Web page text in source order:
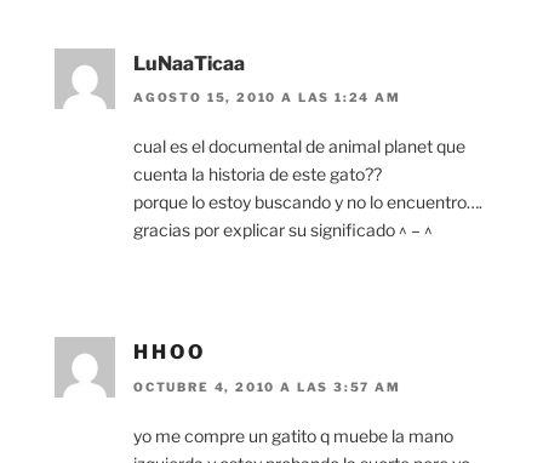
LuNaaTicaa
AGOSTO 15, 2010 A LAS 1:24 AM
cual es el documental de animal planet que
cuenta la historia de este gato??
porque lo estoy buscando y no lo encuentro….
gracias por explicar su significado ^ – ^
H H O O
OCTUBRE 4, 2010 A LAS 3:57 AM
yo me compre un gatito q muebe la mano